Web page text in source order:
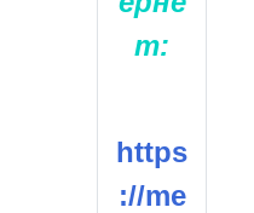
т:
https
://me